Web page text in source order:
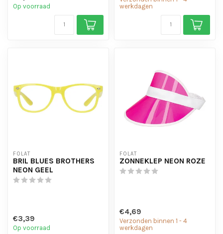
Op voorraad
werkdagen
FOLAT
BRIL BLUES BROTHERS
NEON GEEL
€3,39
Op voorraad
FOLAT
ZONNEKLEP NEON ROZE
€4,69
Verzonden binnen 1 - 4
werkdagen